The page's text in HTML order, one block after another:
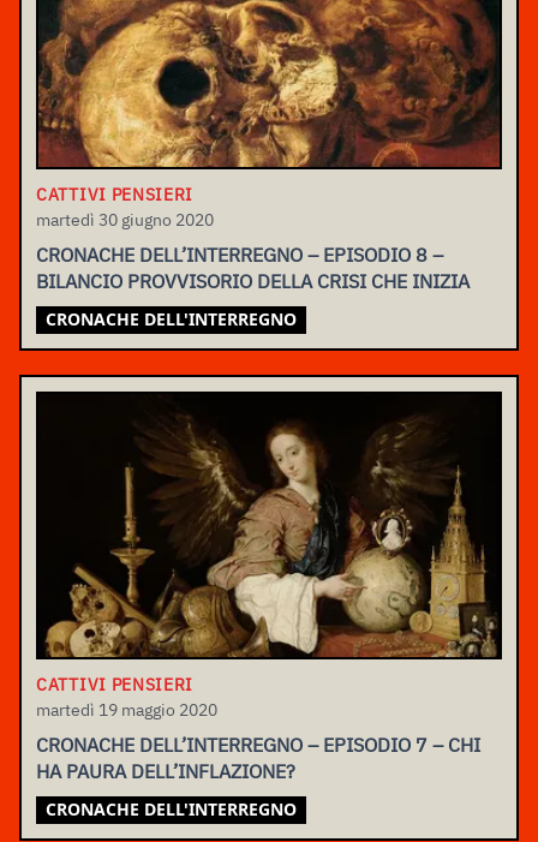
CATTIVI PENSIERI
martedì 30 giugno 2020
CRONACHE DELL’INTERREGNO – EPISODIO 8 –
BILANCIO PROVVISORIO DELLA CRISI CHE INIZIA
CRONACHE DELL'INTERREGNO
CATTIVI PENSIERI
martedì 19 maggio 2020
CRONACHE DELL’INTERREGNO – EPISODIO 7 – CHI
HA PAURA DELL’INFLAZIONE?
CRONACHE DELL'INTERREGNO